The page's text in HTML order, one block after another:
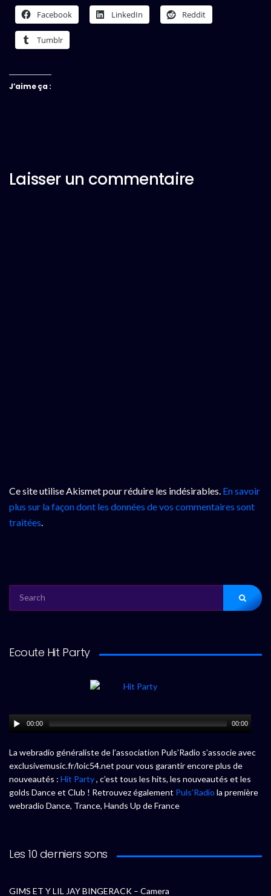
Facebook LinkedIn Reddit
Tumblr
J’aime ça :
Laisser un commentaire
Ce site utilise Akismet pour réduire les indésirables. En savoir
plus sur la façon dont les données de vos commentaires sont
traitées.
FOR:
Ecoute Hit Party
00:00 00:00
La webradio généraliste de l’association Puls’Radio s’associe avec
exclusivemusic.fr/loic54.net pour vous garantir encore plus de
nouveautés : Hit Party, c’est tous les hits, les nouveautés et les
golds Dance et Club ! Retrouvez également Puls’Radio la première
webradio Dance, Trance, Hands Up de France
Les 10 derniers sons
GIMS ET Y LIL JAY BINGERACK – Camera